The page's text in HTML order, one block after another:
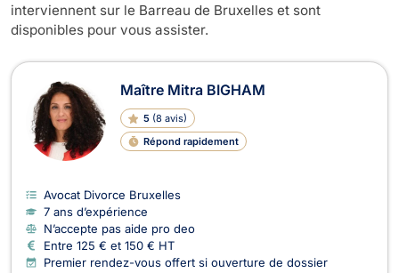
interviennent sur le Barreau de Bruxelles et sont
disponibles pour vous assister.
Avocats en Divorce à Ixelles
Maître Mitra BIGHAM
5 (8 avis)
Répond rapidement
Avocat Divorce Bruxelles
7 ans d’expérience
N’accepte pas aide pro deo
Entre 125 € et 150 € HT
Premier rendez-vous offert si ouverture de dossier